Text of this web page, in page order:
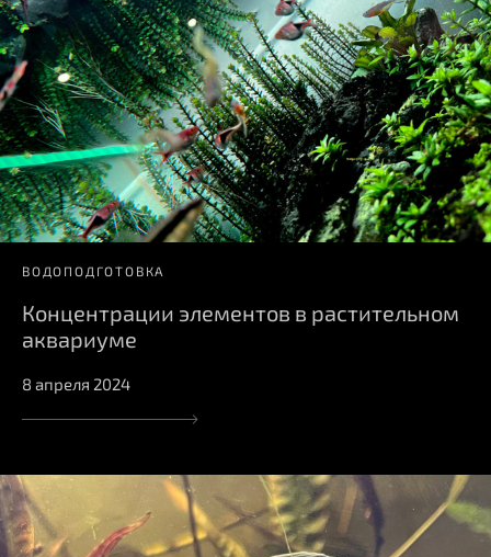
ВОДОПОДГОТОВКА
Концентрации элементов в растительном
аквариуме
8 апреля 2024